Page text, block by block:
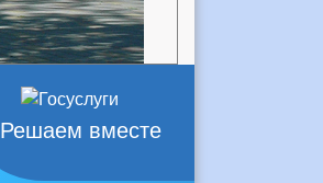
Решаем вместе